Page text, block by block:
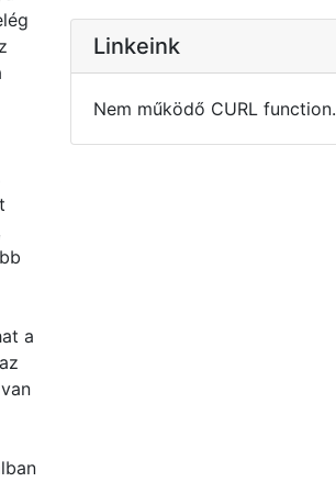
a
Linkeink
Nem működő CURL function.